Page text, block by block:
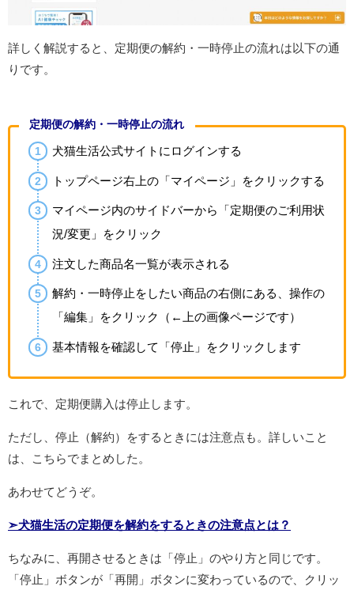
詳しく解説すると、定期便の解約・一時停止の流れは以下の通
りです。
定期便の解約・一時停止の流れ
犬猫生活公式サイトにログインする
トップページ右上の「マイページ」をクリックする
マイページ内のサイドバーから「定期便のご利用状
況/変更」をクリック
注文した商品名一覧が表示される
解約・一時停止をしたい商品の右側にある、操作の
「編集」をクリック（←上の画像ページです）
基本情報を確認して「停止」をクリックします
これで、定期便購入は停止します。
ただし、停止（解約）をするときには注意点も。詳しいこと
は、こちらでまとめした。
あわせてどうぞ。
➣犬猫生活の定期便を解約をするときの注意点とは？
ちなみに、再開させるときは「停止」のやり方と同じです。
「 停止」ボタンが「再開」ボタンに変わっているので、クリッ